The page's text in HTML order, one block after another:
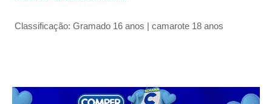
Classificação: Gramado 16 anos | camarote 18 anos